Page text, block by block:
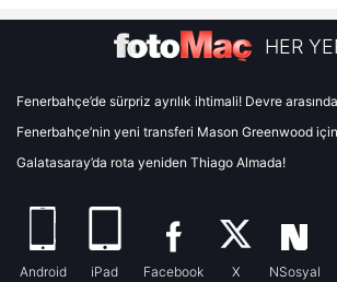
HER
Fenerbahçe’de sürpriz ayrılık ihtimali! Devre
Fenerbahçe’nin yeni transferi Mason Greenwood
Galatasaray’da rota yeniden Thiago Almada!
Android iPad Facebook X NSosyal